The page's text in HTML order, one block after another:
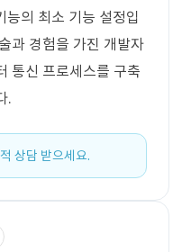
의 최소 기능 설정입
과 경험을 가진 개발자
통신 프로세스를 구축
.
상담 받으세요.